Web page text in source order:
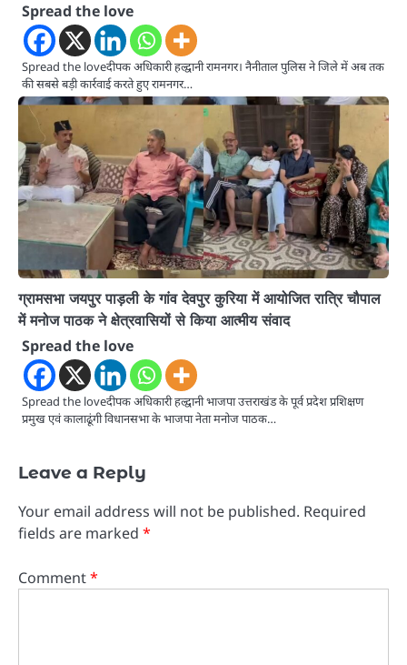
Spread the love
Spread the loveदीपक अधिकारी हल्द्वानी रामनगर। नैनीताल पुलिस ने जिले में अब तक
की सबसे बड़ी कार्रवाई करते हुए रामनगर…
ग्रामसभा जयपुर पाड़ली के गांव देवपुर कुरिया में आयोजित रात्रि चौपाल
में मनोज पाठक ने क्षेत्रवासियों से किया आत्मीय संवाद
Spread the love
Spread the loveदीपक अधिकारी हल्द्वानी भाजपा उत्तराखंड के पूर्व प्रदेश प्रशिक्षण
प्रमुख एवं कालाढूंगी विधानसभा के भाजपा नेता मनोज पाठक…
Leave a Reply
Your email address will not be published. Required
fields are marked *
Comment*